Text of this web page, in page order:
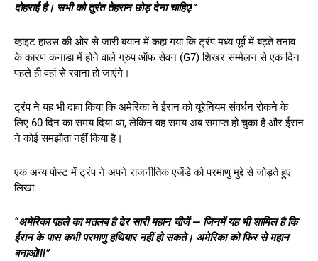
दोहराई है। सभी को तुरंत तेहरान छोड़ देना चाहिए!”
व्हाइट हाउस की ओर से जारी बयान में कहा गया कि ट्रंप मध्य पूर्व में बढ़ते तनाव
के कारण कनाडा में होने वाले ग्रुप ऑफ सेवन (G7) शिखर सम्मेलन से एक दिन
पहले ही वहां से रवाना हो जाएंगे।
ट्रंप ने यह भी दावा किया कि अमेरिका ने ईरान को यूरेनियम संवर्धन रोकने के
लिए 60 दिन का समय दिया था, लेकिन वह समय अब समाप्त हो चुका है और ईरान
ने कोई समझौता नहीं किया है।
एक अन्य पोस्ट में ट्रंप ने अपने राजनीतिक एजेंडे को परमाणु मुद्दे से जोड़ते हुए
लिखा:
“अमेरिका पहले का मतलब है ढेर सारी महान चीजें — जिनमें यह भी शामिल है कि
ईरान के पास कभी परमाणु हथियार नहीं हो सकते। अमेरिका को फिर से महान
बनाओ!!!”